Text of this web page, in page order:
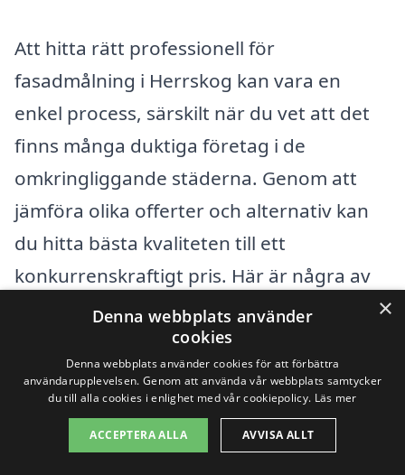
Att hitta rätt professionell för
fasadmålning i Herrskog kan vara en
enkel process, särskilt när du vet att det
finns många duktiga företag i de
omkringliggande städerna. Genom att
jämföra olika offerter och alternativ kan
du hitta bästa kvaliteten till ett
konkurrenskraftigt pris. Här är några av
städerna nära Herrskog där du kan söka
efter specialister inom fasadmålning:
Kramfors
Sollefteå
×
Denna webbplats använder
cookies
Denna webbplats använder cookies för att förbättra
användarupplevelsen. Genom att använda vår webbplats samtycker
du till alla cookies i enlighet med vår cookiepolicy. Läs mer
ACCEPTERA ALLA AVVISA ALLT